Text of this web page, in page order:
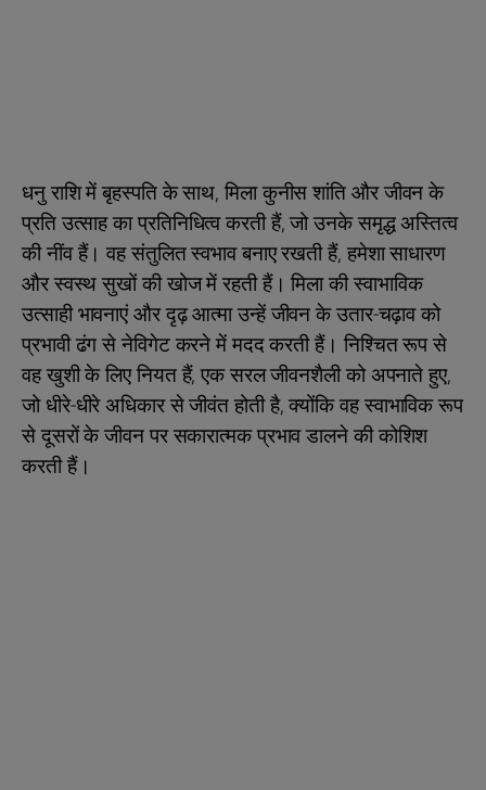
धनु राशि में बृहस्पति के साथ, मिला कुनीस शांति और जीवन के
प्रति उत्साह का प्रतिनिधित्व करती हैं, जो उनके समृद्ध अस्तित्व
की नींव हैं। वह संतुलित स्वभाव बनाए रखती हैं, हमेशा साधारण
और स्वस्थ सुखों की खोज में रहती हैं। मिला की स्वाभाविक
उत्साही भावनाएं और दृढ़ आत्मा उन्हें जीवन के उतार-चढ़ाव को
प्रभावी ढंग से नेविगेट करने में मदद करती हैं। निश्चित रूप से
वह खुशी के लिए नियत हैं, एक सरल जीवनशैली को अपनाते हुए,
जो धीरे-धीरे अधिकार से जीवंत होती है, क्योंकि वह स्वाभाविक रूप
से दूसरों के जीवन पर सकारात्मक प्रभाव डालने की कोशिश
करती हैं।